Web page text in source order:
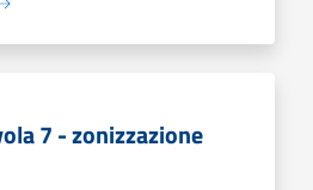
7 - zonizzazione